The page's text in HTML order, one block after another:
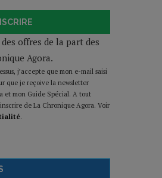
offres de la part des
Agora.
j’accepte que mon e-mail saisi
que je reçoive la newsletter
et mon Guide Spécial. A tout
de La Chronique Agora. Voir
.